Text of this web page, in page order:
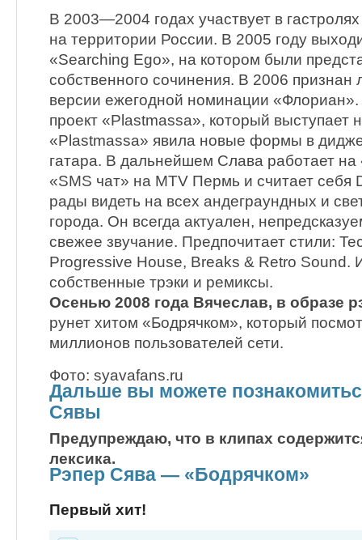
В 2003—2004 годах участвует в
на территории России. В 2005 году
«Searching Ego», на котором были
собственного сочинения. В 2006 признан
версии ежегодной номинации «Флориан».
проект «Plastmassa», который выступает
«Plastmassa» явила новые формы в
гатара. В дальнейшем Слава работает на
«SMS чат» на MTV Пермь и считает себя
рады видеть на всех андеграундных и
города. Он всегда актуален,
свежее звучание. Предпочитает стили:
Progressive House, Breaks & Retro Sound.
собственные трэки и ремиксы.
Осенью 2008 года Вячеслав, в образе
рунет хитом «Бодрячком», который
миллионов пользователей сети.
Фото: syavafans.ru
Дальше вы можете
Сявы
Предупреждаю, что в клипах
лексика.
Рэпер Сява — «Бодрячком»
Первый хит!